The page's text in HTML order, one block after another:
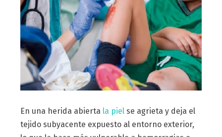
En una herida abierta la pielse agrieta y deja el
tejido subyacente expuesto al entorno exterior,